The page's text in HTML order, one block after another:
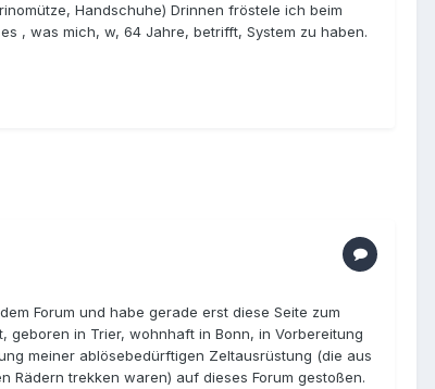
Handschuhe) Drinnen fröstele ich beim
, was mich, w, 64 Jahre, betrifft, System zu haben.
Forum und habe gerade erst diese Seite zum
geboren in Trier, wohnhaft in Bonn, in Vorbereitung
meiner ablösebedürftigen Zeltausrüstung (die aus
Rädern trekken waren) auf dieses Forum gestoßen.